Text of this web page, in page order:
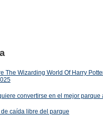
The Wizarding World Of Harry
convertirse en el mejor parque
caída libre del parque